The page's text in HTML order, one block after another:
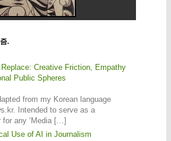
.
Creative Friction, Empathy
Public Spheres
from my Korean language
Intended to serve as a
any ‘Media […]
Use of AI in Journalism